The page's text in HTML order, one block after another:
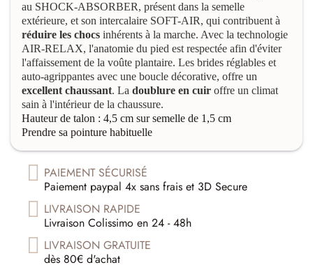
au SHOCK-ABSORBER, présent dans la semelle
extérieure, et son intercalaire SOFT-AIR, qui contribuent à
réduire les chocs inhérents à la marche. Avec la technologie
AIR-RELAX, l'anatomie du pied est respectée afin d'éviter
l'affaissement de la voûte plantaire. Les brides réglables et
auto-agrippantes avec une boucle décorative, offre un
excellent chaussant. La doublure en cuir offre un climat
sain à l'intérieur de la chaussure.
Hauteur de talon : 4,5 cm sur semelle de 1,5 cm
Prendre sa pointure habituelle
PAIEMENT SÉCURISÉ
Paiement paypal 4x sans frais et 3D Secure
LIVRAISON RAPIDE
Livraison Colissimo en 24 - 48h
LIVRAISON GRATUITE
dès 80€ d'achat